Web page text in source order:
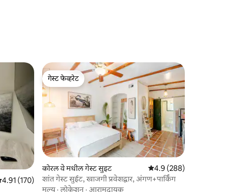
4.91 सरासरी रेटिंग, 170 रिव्ह्यूज
4.91 (170)
गेस्ट फेव्हरेट
गेस्ट फेव्हरेट
कोरल वे मधील गेस्ट सुइट 5 पैकी 4.9 सरासरी रेटिंग,
4.9 (288)
शांत गेस्ट सुईट, खाजगी प्रवेशद्वार, अंगण+पार्किंग
मूल्य·लोकेशन · आरामदायक